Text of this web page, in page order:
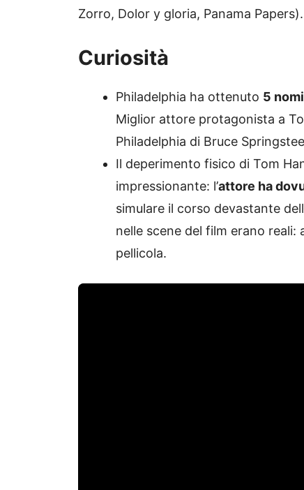
Zorro, Dolor y gloria, Panama Papers).
Curiosità
Philadelphia ha ottenuto 5
Miglior attore protagonista a
Philadelphia di Bruce
Il deperimento fisico di Tom
impressionante: l’attore ha
simulare il corso devastante
nelle scene del film erano reali:
pellicola.